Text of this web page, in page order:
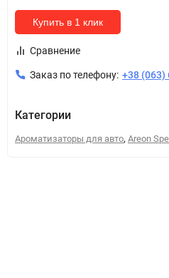
Купить в 1 клик
Сравнение
Заказ по телефону: +38 (063)
Категории
Ароматизаторы для авто, Areon